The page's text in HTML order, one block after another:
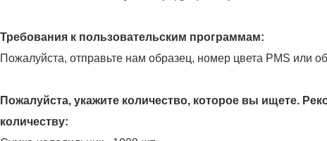
Требования к пользовательским программам:
Пожалуйста, отправьте нам образец, номер цвета PMS или
Пожалуйста, укажите количество, которое вы ищете.
количеству: